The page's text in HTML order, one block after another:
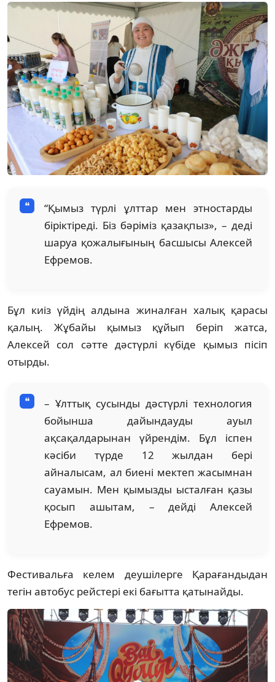
“Қымыз түрлі ұлттар мен этностарды
біріктіреді. Біз бәріміз қазақпыз», – деді
шаруа қожалығының басшысы Алексей
Ефремов.
Бұл киіз үйдің алдына жиналған халық қарасы
қалың. Жұбайы қымыз құйып беріп жатса,
Алексей сол сәтте дәстүрлі күбіде қымыз пісіп
отырды.
– Ұлттық сусынды дәстүрлі технология
бойынша дайындауды ауыл
ақсақалдарынан үйрендім. Бұл іспен
кәсіби түрде 12 жылдан бері
айналысам, ал биені мектеп жасымнан
сауамын. Мен қымызды ысталған қазы
қосып ашытам, – дейді Алексей
Ефремов.
Фестивальға келем деушілерге Қарағандыдан
тегін автобус рейстері екі бағытта қатынайды.